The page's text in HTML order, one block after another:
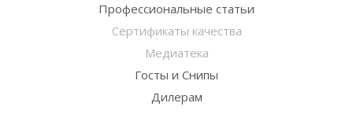
Профессиональные статьи
Сертификаты качества
Медиатека
Госты и Снипы
Дилерам